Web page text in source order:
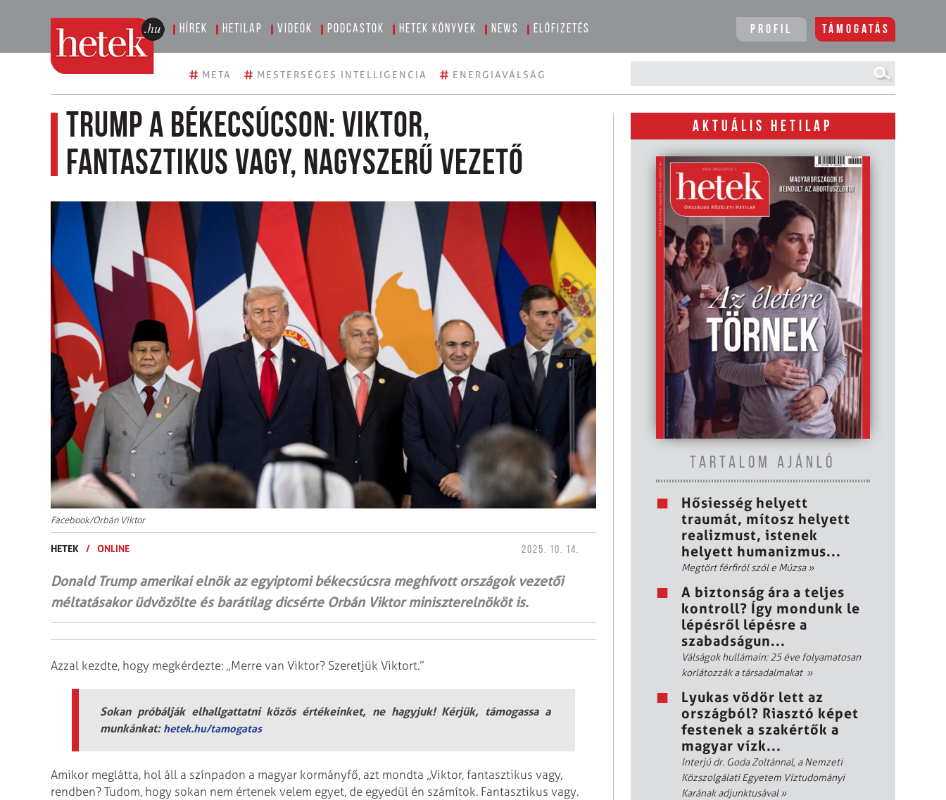
Hírek Hetilap Videók Podcastok Hetek könyvek News Előfizetés Profil Támogatás
# META # MESTERSÉGES INTELLIGENCIA # ENERGIAVÁLSÁG
Trump a békecsúcson: Viktor,
fantasztikus vagy, nagyszerű vezető
Facebook/Orbán Viktor
HETEK / ONLINE 2025. 10. 14.
Donald Trump amerikai elnök az egyiptomi békecsúcsra meghívott országok vezetői
méltatásakor üdvözölte és barátilag dicsérte Orbán Viktor miniszterelnököt is.
Azzal kezdte, hogy megkérdezte: „Merre van Viktor? Szeretjük Viktort.”
Sokan próbálják elhallgattatni közös értékeinket, ne hagyjuk! Kérjük, támogassa a
munkánkat: hetek.hu/tamogatas
Amikor meglátta, hol áll a színpadon a magyar kormányfő, azt mondta „Viktor, fantasztikus vagy,
rendben? Tudom, hogy sokan nem értenek velem egyet, de egyedül én számítok. Fantasztikus vagy.
AKTUÁLIS HETILAP
TARTALOM AJÁNLÓ
Hősiesség helyett
traumát, mítosz helyett
realizmust, istenek
helyett humanizmus...
Megtört férfiról szól e Múzsa»
A biztonság ára a teljes
kontroll? Így mondunk le
lépésről lépésre a
szabadságun...
Válságok hullámain: 25 éve folyamatosan
korlátozzák a társadalmakat »
Lyukas vödör lett az
országból? Riasztó képet
festenek a szakértők a
magyar vízk...
Interjú dr. Goda Zoltánnal, a Nemzeti
Közszolgálati Egyetem Víztudományi
Karának adjunktusával»